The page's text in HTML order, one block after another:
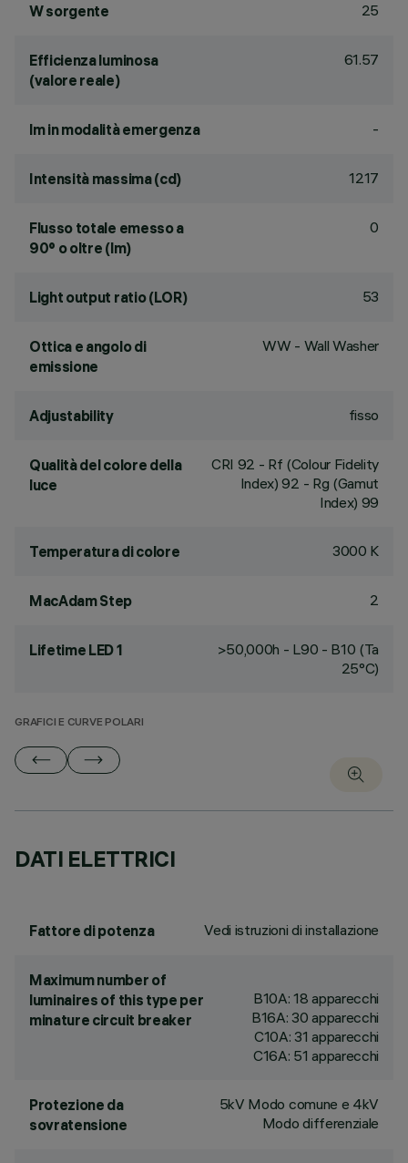
W sorgente 25
Efficienza luminosa
(valore reale)
61.57
lm in modalità emergenza -
Intensità massima (cd) 1217
Flusso totale emesso a
90° o oltre (lm)
0
Light output ratio (LOR) 53
Ottica e angolo di
emissione
WW - Wall Washer
Adjustability fisso
Qualità del colore della
luce
CRI 92 - Rf (Colour Fidelity
Index) 92 - Rg (Gamut
Index) 99
Temperatura di colore 3000 K
MacAdam Step 2
Lifetime LED 1
>50,000h - L90 - B10 (Ta
25°C)
GRAFICI E CURVE POLARI
DATI ELETTRICI
Fattore di potenza Vedi istruzioni di installazione
Maximum number of
luminaires of this type per
minature circuit breaker
B10A: 18 apparecchi
B16A: 30 apparecchi
C10A: 31 apparecchi
C16A: 51 apparecchi
Protezione da
sovratensione
5kV Modo comune e 4kV
Modo differenziale